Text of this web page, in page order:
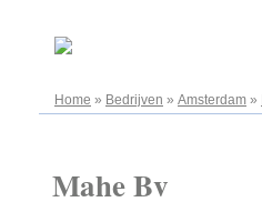
Home » Bedrijven » Amsterdam »
Mahe Bv